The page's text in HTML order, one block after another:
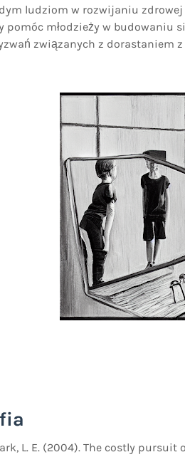
ludziom w rozwijaniu
pomóc młodzieży w budowaniu
związanych z dorastaniem
L. E. (2004). The costly